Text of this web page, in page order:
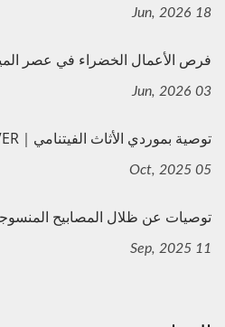
18 Jun, 2026
فرص الأعمال الخضراء في عصر
03 Jun, 2026
توصية بموردي الأثاث الفيتنامي｜WOODEVER...
05 Oct, 2025
توصيات عن ظلال المصابيح
11 Sep, 2025